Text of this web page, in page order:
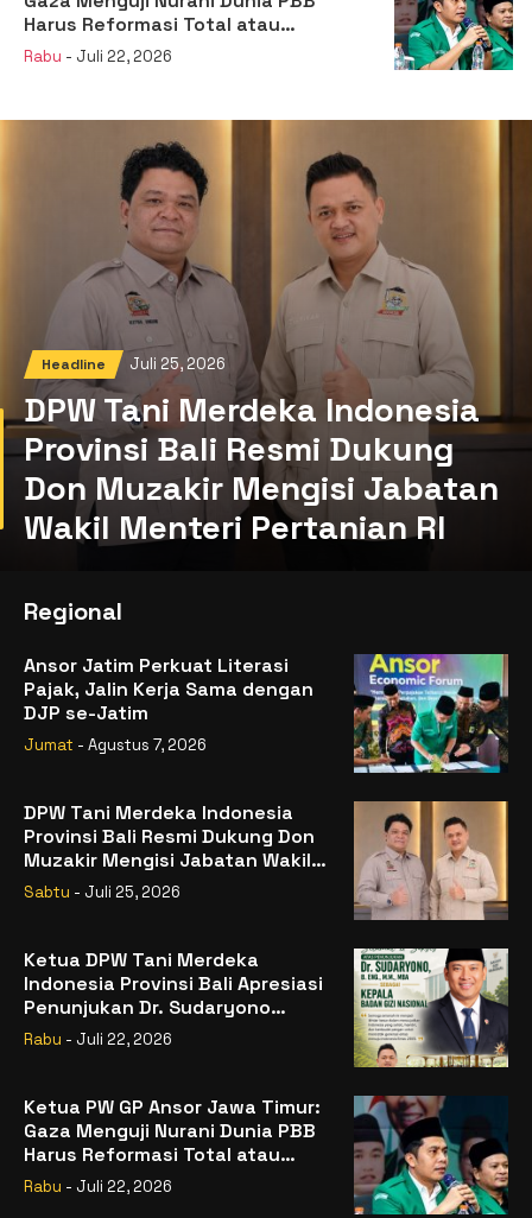
Harus Reformasi Total atau
Kehilangan Legitimasi
Rabu - Juli 22, 2026
Headline Juli 25, 2026
DPW Tani Merdeka Indonesia
Provinsi Bali Resmi Dukung
Don Muzakir Mengisi Jabatan
Wakil Menteri Pertanian RI
Regional
Ansor Jatim Perkuat Literasi
Pajak, Jalin Kerja Sama dengan
DJP se-Jatim
Jumat - Agustus 7, 2026
DPW Tani Merdeka Indonesia
Provinsi Bali Resmi Dukung Don
Muzakir Mengisi Jabatan Wakil
Menteri Pertanian RI
Sabtu - Juli 25, 2026
Ketua DPW Tani Merdeka
Indonesia Provinsi Bali Apresiasi
Penunjukan Dr. Sudaryono
sebagai Kepala Badan Gizi
Rabu - Juli 22, 2026
Ketua PW GP Ansor Jawa Timur:
Gaza Menguji Nurani Dunia PBB
Harus Reformasi Total atau
Kehilangan Legitimasi
Rabu - Juli 22, 2026